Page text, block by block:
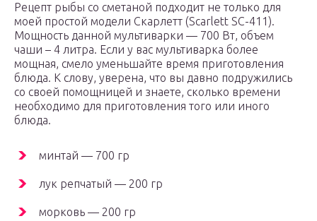
Рецепт рыбы со сметаной подходит не только для
моей простой модели Скарлетт (Scarlett SC-411).
Мощность данной мультиварки — 700 Вт, объем
чаши – 4 литра. Если у вас мультиварка более
мощная, смело уменьшайте время приготовления
блюда. К слову, уверена, что вы давно подружились
со своей помощницей и знаете, сколько времени
необходимо для приготовления того или иного
блюда.
минтай — 700 гр
лук репчатый — 200 гр
морковь — 200 гр